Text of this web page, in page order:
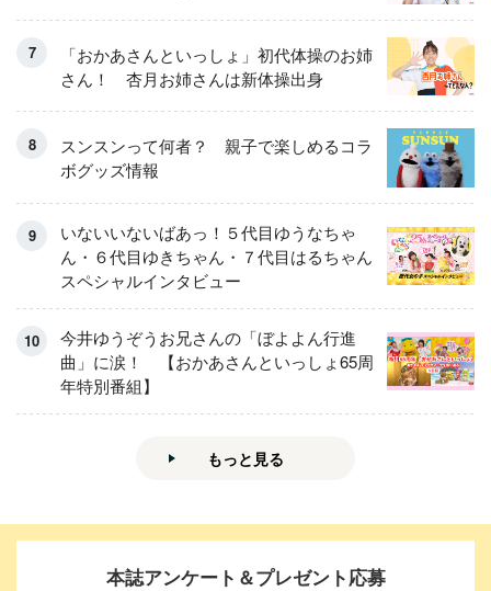
「おかあさんといっしょ」初代体操のお姉
さん！ 杏月お姉さんは新体操出身
スンスンって何者？ 親子で楽しめるコラ
ボグッズ情報
いないいないばあっ！５代目ゆうなちゃ
ん・６代目ゆきちゃん・７代目はるちゃん
スペシャルインタビュー
今井ゆうぞうお兄さんの「ぼよよん行進
曲」に涙！ 【おかあさんといっしょ65周
年特別番組】
もっと見る
本誌アンケート＆プレゼント応募